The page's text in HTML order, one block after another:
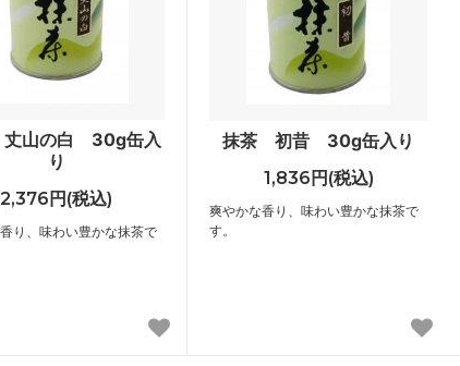
山の白 30g缶入
り
2,376円(税込)
り、味わい豊かな抹茶で
抹茶 初昔 30g缶入り
1,836円(税込)
爽やかな香り、味わい豊かな抹茶で
す。